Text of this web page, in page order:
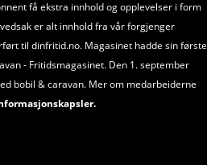
få ekstra innhold og opplevelser i form
er alt innhold fra vår forgjenger
til dinfritid.no. Magasinet hadde sin første
- Fritidsmagasinet. Den 1. september
bobil &caravan. Mer om medarbeiderne